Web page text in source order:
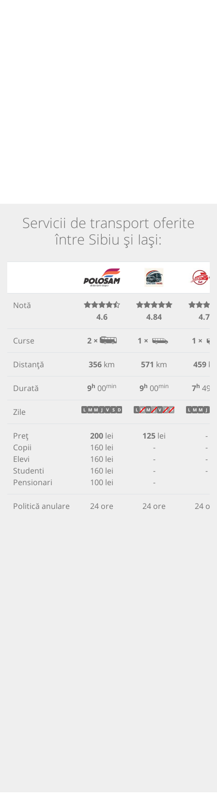
Servicii de transport oferite
între Sibiu și Iași:
Notă
4.6
4.84 4.78
Curse 2 × 1 × 1 ×
Distanță 356 km 571 km 459
Durată 9h 00min 9h 00min 7h 49
Zile L M M J V S D L M M J V S D L M M J
Preț
Copii
Elevi
Studenti
Pensionari
200 lei
160 lei
160 lei
160 lei
100 lei
125 lei
-
-
-
-
-
-
-
-
Politică anulare 24 ore 24 ore 24